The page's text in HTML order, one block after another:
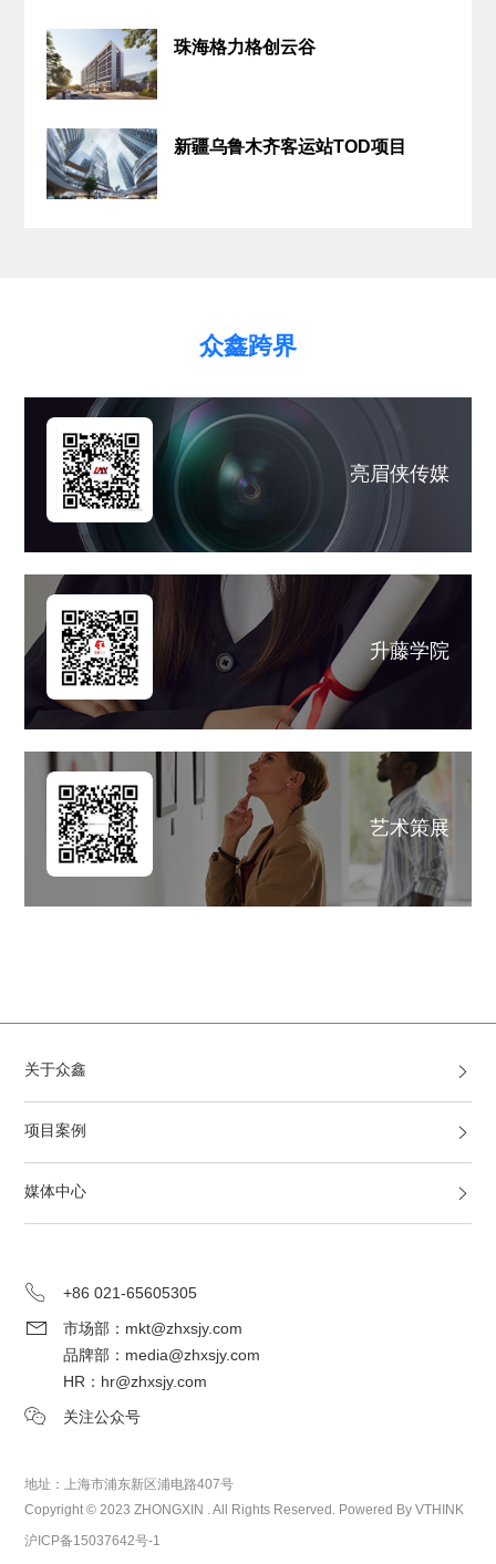
珠海格力格创云谷
新疆乌鲁木齐客运站TOD项目
众鑫跨界
亮眉侠传媒
升藤学院
艺术策展
关于众鑫
项目案例
媒体中心
+86 021-65605305
市场部：mkt@zhxsjy.com
品牌部：media@zhxsjy.com
HR：hr@zhxsjy.com
关注公众号
地址：上海市浦东新区浦电路407号
Copyright © 2023 ZHONGXIN . All Rights Reserved. Powered By VTHINK
沪ICP备15037642号-1